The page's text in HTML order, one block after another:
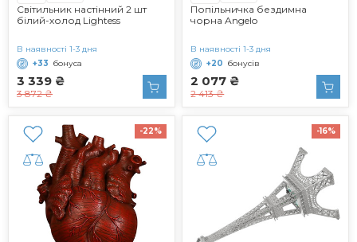
Світильник настінний 2 шт
білий-холод Lightess
3 339 ₴
3 872 ₴
В наявності 1-3 дня
+33 бонуса
Попільничка бездимна
чорна Angelo
2 077 ₴
2 413 ₴
В наявності 1-3 дня
+20 бонусів
-22% -16%